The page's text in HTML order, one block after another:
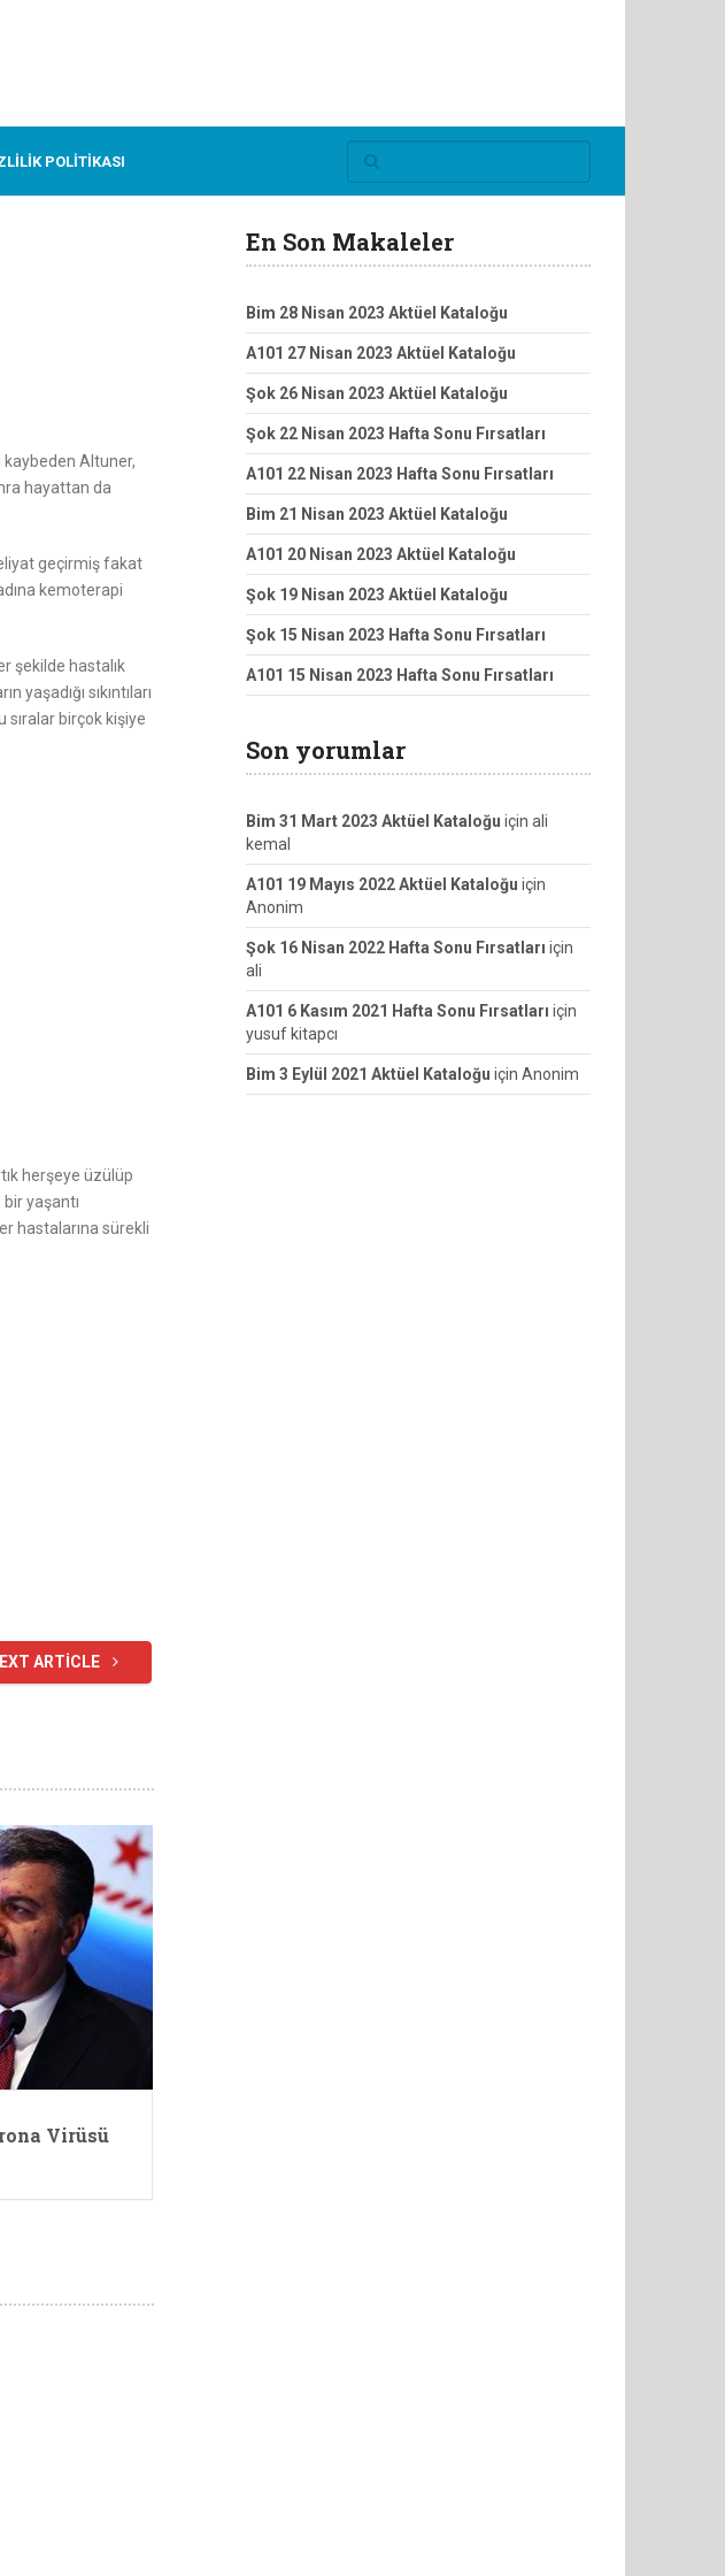
POLITIKASI
kaybeden Altuner,
hayattan da
geçirmiş fakat
kemoterapi
şekilde hastalık
sıkıntıları
sıralar birçok kişiye
herşeye üzülüp
yaşantı
hastalarına sürekli
ARTICLE
Virüsü
En Son Makaleler
Bim 28 Nisan 2023 Aktüel Kataloğu
A101 27 Nisan 2023 Aktüel Kataloğu
Şok 26 Nisan 2023 Aktüel Kataloğu
Şok 22 Nisan 2023 Hafta Sonu Fırsatları
A101 22 Nisan 2023 Hafta Sonu Fırsatları
Bim 21 Nisan 2023 Aktüel Kataloğu
A101 20 Nisan 2023 Aktüel Kataloğu
Şok 19 Nisan 2023 Aktüel Kataloğu
Şok 15 Nisan 2023 Hafta Sonu Fırsatları
A101 15 Nisan 2023 Hafta Sonu Fırsatları
Son yorumlar
Bim 31 Mart 2023 Aktüel Kataloğu için ali
kemal
A101 19 Mayıs 2022 Aktüel Kataloğu için
Anonim
Şok 16 Nisan 2022 Hafta Sonu Fırsatları için
ali
A101 6 Kasım 2021 Hafta Sonu Fırsatları için
yusuf kitapcı
Bim 3 Eylül 2021 Aktüel Kataloğu için Anonim